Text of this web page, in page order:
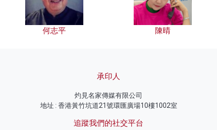
何志平 陳晴
承印人
灼見名家傳媒有限公司
地址 : 香港黃竹坑道21號環匯廣場10樓1002室
追蹤我們的社交平台